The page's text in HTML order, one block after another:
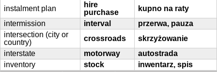
instalment plan
hire
purchase
kupno na raty
intermission
interval
przerwa, pauza
intersection (city or
country)
crossroads
skrzyżowanie
interstate
motorway
autostrada
inventory
stock inwentarz, spis